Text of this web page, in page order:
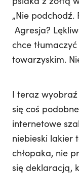
„Nie podchodź.
Agresja?
chce
towarzyskim.
I teraz
się coś
internetowe
niebieski lakier
chłopaka, nie
się deklaracją,